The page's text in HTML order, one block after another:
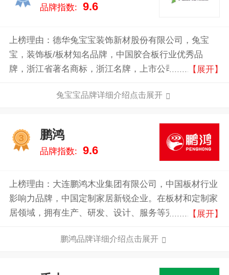
品牌指数: 9.6
上榜理由：德华兔宝宝装饰新材股份有限公司，兔宝
宝，装饰板/板材知名品牌，中国胶合板行业优秀品
牌，浙江省著名商标，浙江名牌，上市公司，中国贴面
制、衣柜定制、环保板材、整体衣柜等家居产品为核
供全健康家居装饰综合服务。
【展开】
兔宝宝品牌详细介绍点击展开
3
鹏鸿
品牌指数: 9.6
上榜理由：大连鹏鸿木业集团有限公司，中国板材行业
影响力品牌，中国定制家居新锐企业。在板材和定制家
居领域，拥有生产、研发、设计、服务等完善的业务体
【展开】
鹏鸿品牌详细介绍点击展开